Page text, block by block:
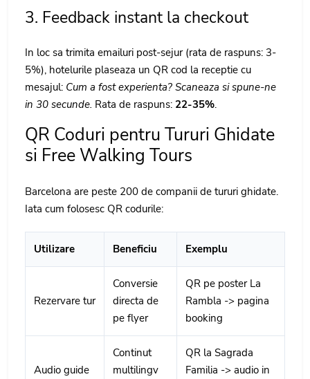
3. Feedback instant la checkout
In loc sa trimita emailuri post-sejur (rata de raspuns: 3-
5%), hotelurile plaseaza un QR cod la receptie cu
mesajul: Cum a fost experienta? Scaneaza si spune-ne
in 30 secunde. Rata de raspuns: 22-35%.
QR Coduri pentru Tururi Ghidate
si Free Walking Tours
Barcelona are peste 200 de companii de tururi ghidate.
Iata cum folosesc QR codurile:
Utilizare Beneficiu Exemplu
Rezervare tur
Conversie
directa de
pe flyer
QR pe poster La
Rambla -> pagina
booking
Audio guide
Continut
multilingv
QR la Sagrada
Familia -> audio in